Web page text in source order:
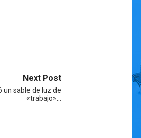
Next Post
un sable de luz de
«trabajo»…